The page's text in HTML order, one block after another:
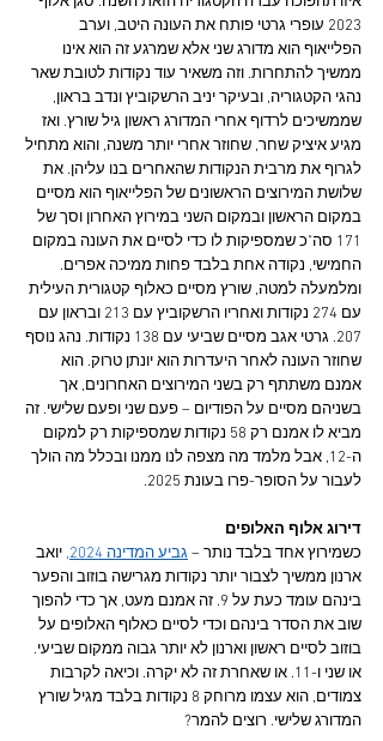
2023 עופרי גרטי פותח את העונה היטב, וערב
הפלייאוף הוא מדורג שני אלא שמרגע זה הוא אינו
ממשיך להתחרות. וזה משאיר עוד נקודות לטובת שאר
נהגי הקטגוריה, ובעיקר יניב הרשקוביץ ונדב בראון,
שממשיכים לרדוף אחרי המדורג ראשון גיל שורץ. ואז
מגיע איציק שחר, שחוזר אחרי יותר משנה, והוא מתחיל
לגרוף את מרבית הנקודות שהאחרים בנו עליהן. את
שלושת המירוצים הראשונים של הפלייאוף הוא מסיים
במקום הראשון ובמקום השני במירוץ האחרון וסך של
171 סה"כ שמספיקות לו כדי לסיים את העונה במקום
החמישי, נקודה אחת בלבד פחות ממיכה אפרים.
ומלמעלה למטה, שורץ מסיים כאלוף קטגורית העילית
עם 274 נקודות ואחריו הרשקוביץ עם 213 ובראון עם
207. גרטי אגב מסיים שביעי עם 138 נקודות. נהג נוסף
שחוזר העונה לאחר היעדרות הוא יונתן טרוק. הוא
אמנם משתתף רק בשני המירוצים האחרונים, אך
בשניהם מסיים על הפודיום – פעם שני ופעם שלישי. זה
מביא לו אמנם רק 58 נקודות שמספיקות רק למקום
ה-12, אבל מלמד מה מצפה לנו ממנו ובכלל מה הולך
לעבור על הסופר-פרו בעונת 2025.
דירוג אלוף האלופים
כשמירוץ אחד בלבד נותר – גביע המדינה 2024,
יואב
ארנון ממשיך לצבור יותר נקודות מגרישה בוזוב והפער
בינהם עומד כעת על 9. זה אמנם מעט, אך כדי להפוך
שוב את הסדר בינהם וכדי לסיים כאלוף האלופים על
בוזוב לסיים ראשון וארנון לא יותר גבוה ממקום שביעי.
או שני ו-11. או שאחרת זה לא יקרה. וכיאה לקרבות
צמודים, הוא עצמו מרוחק 8 נקודות בלבד מגיל שורץ
המדורג שלישי. רוצים להמר?